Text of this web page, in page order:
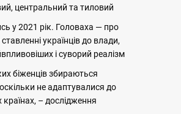
центральний та тиловий
у 2021 рік. Головаха — про
українців до влади,
і суворий реалізм
біженців збираються
не адаптувалися до
– дослідження